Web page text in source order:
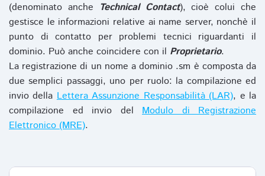
(denominato anche Technical Contact), cioè colui che
gestisce le informazioni relative ai name server, nonchè il
punto di contatto per problemi tecnici riguardanti il
dominio. Può anche coincidere con il Proprietario.
La registrazione di un nome a dominio .sm è composta da
due semplici passaggi, uno per ruolo: la compilazione ed
invio dellaLettera Assunzione Responsabilità (LAR), e la
compilazione ed invio del Modulo di Registrazione
Elettronico (MRE).